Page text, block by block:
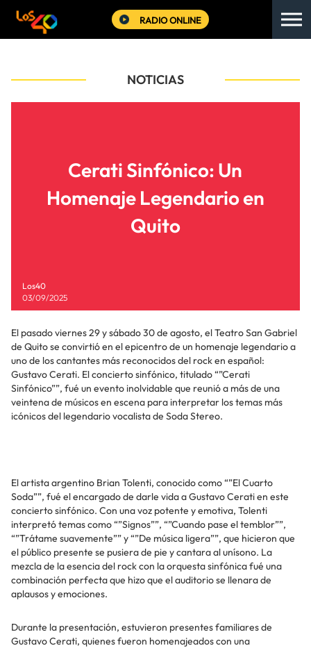
RADIO ONLINE
NOTICIAS
Cerati Sinfónico: Un
Homenaje Legendario en
Quito
Los40
03/09/2025
El pasado viernes 29 y sábado 30 de agosto, el Teatro San Gabriel
de Quito se convirtió en el epicentro de un homenaje legendario a
uno de los cantantes más reconocidos del rock en español:
Gustavo Cerati. El concierto sinfónico, titulado “”Cerati
Sinfónico””, fué un evento inolvidable que reunió a más de una
veintena de músicos en escena para interpretar los temas más
icónicos del legendario vocalista de Soda Stereo.
El artista argentino Brian Tolenti, conocido como “”El Cuarto
Soda””, fué el encargado de darle vida a Gustavo Cerati en este
concierto sinfónico. Con una voz potente y emotiva, Tolenti
interpretó temas como “”Signos””, “”Cuando pase el temblor””,
“”Trátame suavemente”” y “”De música ligera””, que hicieron que
el público presente se pusiera de pie y cantara al unísono. La
mezcla de la esencia del rock con la orquesta sinfónica fué una
combinación perfecta que hizo que el auditorio se llenara de
aplausos y emociones.
Durante la presentación, estuvieron presentes familiares de
Gustavo Cerati, quienes fueron homenajeados con una